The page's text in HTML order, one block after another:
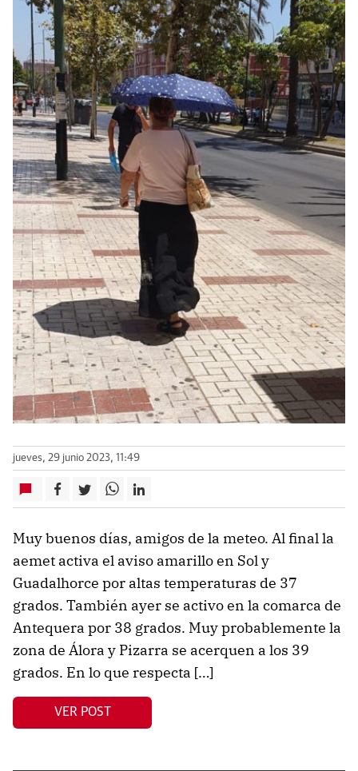
jueves, 29 junio 2023, 11:49
Muy buenos días, amigos de la meteo. Al final la
aemet activa el aviso amarillo en Sol y
Guadalhorce por altas temperaturas de 37
grados. También ayer se activo en la comarca de
Antequera por 38 grados. Muy probablemente la
zona de Álora y Pizarra se acerquen a los 39
grados. En lo que respecta […]
VER POST